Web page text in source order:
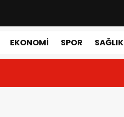
EKONOMI SPOR SAĞLIK